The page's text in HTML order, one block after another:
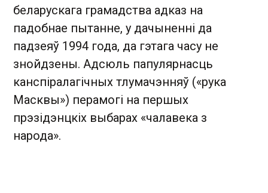
беларускага грамадства адказ на
падобнае пытанне, у дачыненні да
падзеяў 1994 года, да гэтага часу не
знойдзены. Адсюль папулярнасць
канспіралагічных тлумачэнняў («рука
Масквы») перамогі на першых
прэзідэнцкіх выбарах «чалавека з
народа».